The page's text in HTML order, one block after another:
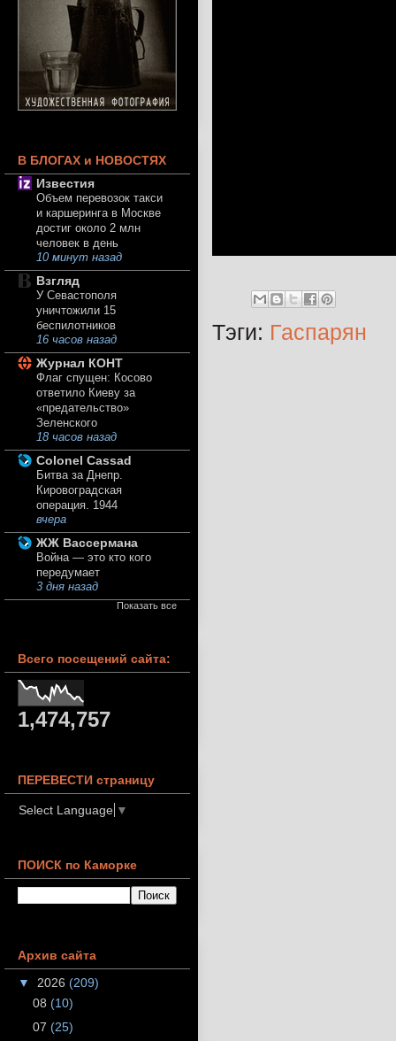
Тэги: Гаспарян
В БЛОГАХ и НОВОСТЯХ
Известия
Объем перевозок такси
и каршеринга в Москве
достиг около 2 млн
человек в день
10 минут назад
Взгляд
У Севастополя
уничтожили 15
беспилотников
16 часов назад
Журнал КОНТ
Флаг спущен: Косово
ответило Киеву за
«предательство»
Зеленского
18 часов назад
Colonel Cassad
Битва за Днепр.
Кировоградская
операция. 1944
вчера
ЖЖ Вассермана
Война — это кто кого
передумает
3 дня назад
Показать все
Всего посещений сайта:
1,474,757
ПЕРЕВЕСТИ страницу
Select Language ▼
ПОИСК по Каморке
Архив сайта
▼ 2026 (209)
08 (10)
07 (25)